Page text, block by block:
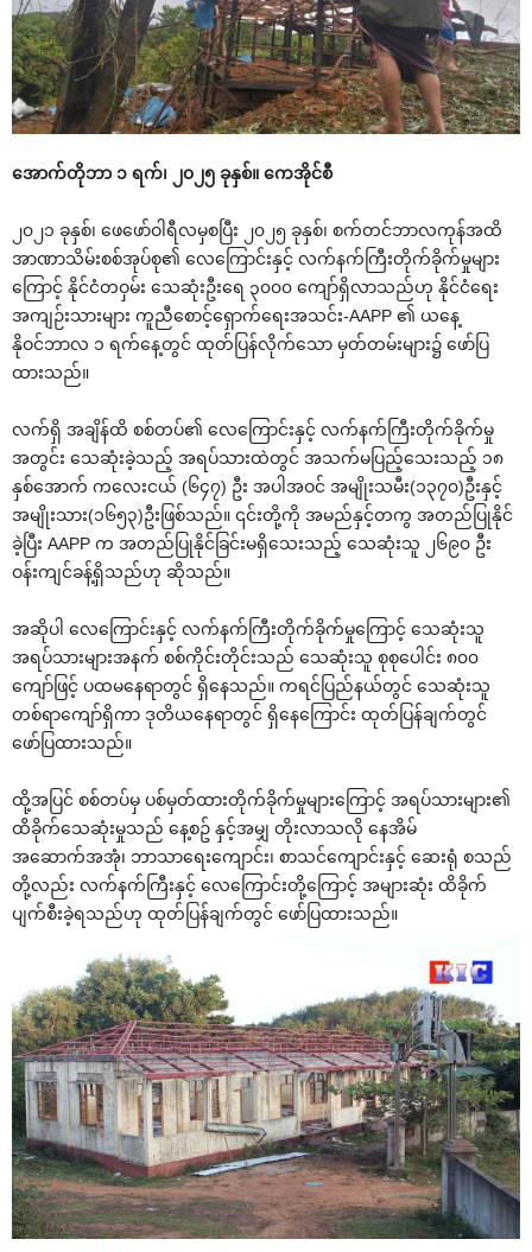
အောက်တိုဘာ ၁ ရက်၊ ၂၀၂၅ ခုနှစ်။ ကေအိုင်စီ
၂၀၂၁ ခုနှစ်၊ ဖေဖော်ဝါရီလမှစပြီး ၂၀၂၅ ခုနှစ်၊ စက်တင်ဘာလကုန်အထိ
အာဏာသိမ်းစစ်အုပ်စု၏ လေကြောင်းနှင့် လက်နက်ကြီးတိုက်ခိုက်မှုများ
ကြောင့် နိုင်ငံတဝှမ်း သေဆုံးဦးရေ ၃၀၀၀ ကျော်ရှိလာသည်ဟု နိုင်ငံရေး
အကျဉ်းသားများ ကူညီစောင့်ရှောက်ရေးအသင်း-AAPP ၏ ယနေ့
နိုဝင်ဘာလ ၁ ရက်နေ့တွင် ထုတ်ပြန်လိုက်သော မှတ်တမ်းများ၌ ဖော်ပြ
ထားသည်။
လက်ရှိ အချိန်ထိ စစ်တပ်၏ လေကြောင်းနှင့် လက်နက်ကြီးတိုက်ခိုက်မှု
အတွင်း သေဆုံးခဲ့သည့် အရပ်သားထဲတွင် အသက်မပြည့်သေးသည့် ၁၈
နှစ်အောက် ကလေးငယ် (၆၄၇) ဦး အပါအဝင် အမျိုးသမီး(၁၃၇၀)ဦးနှင့်
အမျိုးသား(၁၆၅၃)ဦးဖြစ်သည်။ ၎င်းတို့ကို အမည်နှင့်တကွ အတည်ပြုနိုင်
ခဲ့ပြီး AAPP က အတည်ပြုနိုင်ခြင်းမရှိသေးသည့် သေဆုံးသူ ၂၆၉၀ ဦး
ဝန်းကျင်ခန့်ရှိသည်ဟု ဆိုသည်။
အဆိုပါ လေကြောင်းနှင့် လက်နက်ကြီးတိုက်ခိုက်မှုကြောင့် သေဆုံးသူ
အရပ်သားများအနက် စစ်ကိုင်းတိုင်းသည် သေဆုံးသူ စုစုပေါင်း ၈၀၀
ကျော်ဖြင့် ပထမနေရာတွင် ရှိနေသည်။ ကရင်ပြည်နယ်တွင် သေဆုံးသူ
တစ်ရာကျော်ရှိကာ ဒုတိယနေရာတွင် ရှိနေကြောင်း ထုတ်ပြန်ချက်တွင်
ဖော်ပြထားသည်။
ထို့အပြင် စစ်တပ်မှ ပစ်မှတ်ထားတိုက်ခိုက်မှုများကြောင့် အရပ်သားများ၏
ထိခိုက်သေဆုံးမှုသည် နေ့စဥ် နှင့်အမျှ တိုးလာသလို နေအိမ်
အဆောက်အအုံ၊ ဘာသာရေးကျောင်း၊ စာသင်ကျောင်းနှင့် ဆေးရုံ စသည်
တို့လည်း လက်နက်ကြီးနှင့် လေကြောင်းတို့ကြောင့် အများဆုံး ထိခိုက်
ပျက်စီးခဲ့ရသည်ဟု ထုတ်ပြန်ချက်တွင် ဖော်ပြထားသည်။